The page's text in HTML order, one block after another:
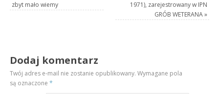
zbyt mało wiemy
1971), zarejestrowany w IPN
GRÓB WETERANA»
Dodaj komentarz
Twój adres e-mail nie zostanie opublikowany. Wymagane pola
są oznaczone*